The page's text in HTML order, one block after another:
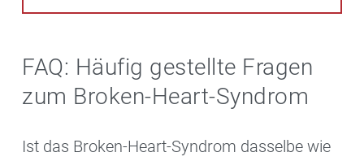
FAQ: Häufig gestellte Fragen
zum Broken-Heart-Syndrom
Ist das Broken-Heart-Syndrom dasselbe wie